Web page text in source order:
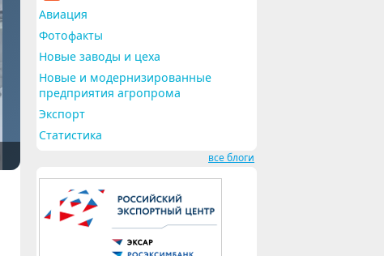
Авиация
Фотофакты
Новые заводы и цеха
Новые и модернизированные
предприятия агропрома
Экспорт
Статистика
все блоги